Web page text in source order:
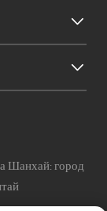
Шанхай: город